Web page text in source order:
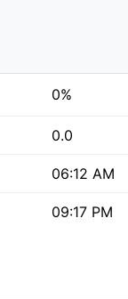
0%
0.0
06:12 AM
09:17 PM